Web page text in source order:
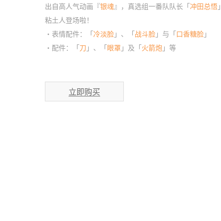
出自高人气动画『银魂 』，真选组一番队队长「冲田总悟
粘土人登场啦！
・表情配件：「冷淡脸」、「战斗脸」与「口香糖脸」
・配件：「刀 」、「眼罩 」及「火箭炮 」等
立即购买